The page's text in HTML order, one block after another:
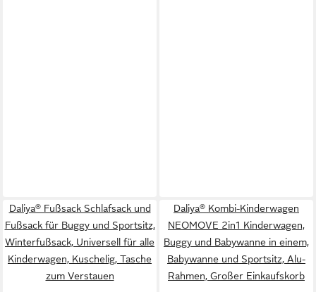
Daliya® Fußsack Schlafsack und
Fußsack für Buggy und Sportsitz,
Winterfußsack, Universell für alle
Kinderwagen, Kuschelig, Tasche
zum Verstauen
Daliya® Kombi-Kinderwagen
NEOMOVE 2in1 Kinderwagen,
Buggy und Babywanne in einem,
Babywanne und Sportsitz, Alu-
Rahmen, Großer Einkaufskorb